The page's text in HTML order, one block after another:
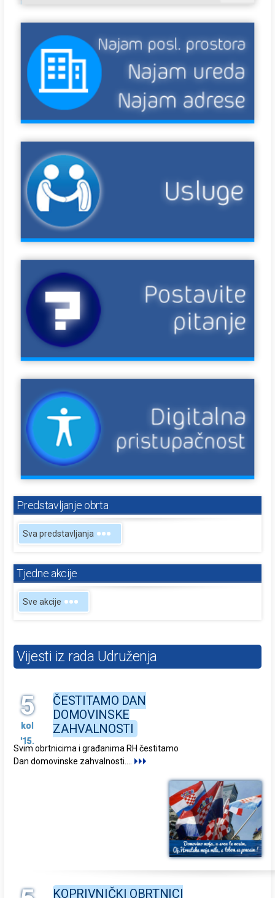
Predstavljanje obrta
Sva predstavljanja
Tjedne akcije
Sve akcije
Vijesti iz rada Udruženja
5
kol
'15.
ČESTITAMO DAN
DOMOVINSKE
ZAHVALNOSTI
Svim obrtnicima i građanima RH čestitamo
Dan domovinske zahvalnosti....
KOPRIVNIČKI OBRTNICI